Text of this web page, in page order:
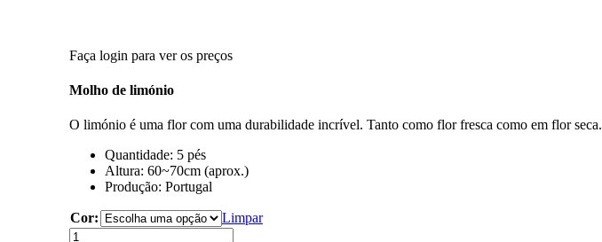
Faça login para ver os preços
Molho de limónio
O limónio é uma flor com uma durabilidade incrível. Tanto como flor fresca como em flor seca.
Quantidade: 5 pés
Altura: 60~70cm (aprox.)
Produção: Portugal
Cor:
Limpar
Quantidade